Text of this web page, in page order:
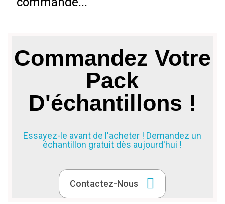
Commandez Votre
Pack
D'échantillons !
Essayez-le avant de l'acheter ! Demandez un
échantillon gratuit dès aujourd'hui !
Contactez-Nous